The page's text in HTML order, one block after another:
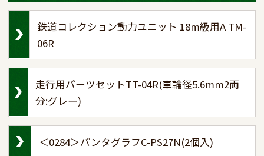
鉄道コレクション動力ユニット 18m級用A TM-
06R
走行用パーツセットTT-04R(車輪径5.6mm2両
分:グレー)
＜0284＞パンタグラフC-PS27N(2個入)